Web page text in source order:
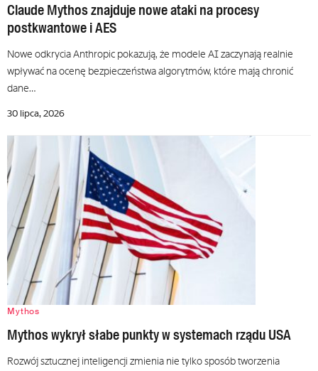
Claude Mythos znajduje nowe ataki na procesy
postkwantowe i AES
Nowe odkrycia Anthropic pokazują, że modele AI zaczynają realnie
wpływać na ocenę bezpieczeństwa algorytmów, które mają chronić
dane…
30 lipca, 2026
Mythos
Mythos wykrył słabe punkty w systemach rządu USA
Rozwój sztucznej inteligencji zmienia nie tylko sposób tworzenia